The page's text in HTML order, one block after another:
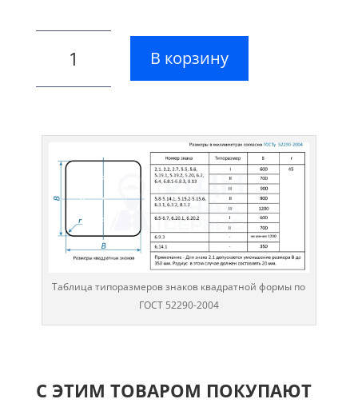
В корзину
Таблица типоразмеров знаков квадратной формы по
ГОСТ 52290-2004
С ЭТИМ ТОВАРОМ ПОКУПАЮТ